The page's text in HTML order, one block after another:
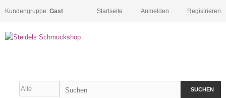
Kundengruppe: Gast Registrieren
Anmelden
Startseite
SUCHEN